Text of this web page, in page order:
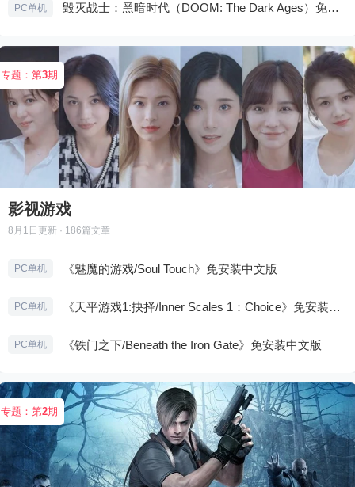
PC单机 毁灭战士：黑暗时代（DOOM: The Dark Ages）免安装中文版
专题：第3期
影视游戏
8月1日 更新 · 186篇文章
PC单机 《魅魔的游戏/Soul Touch》免安装中文版
PC单机 《天平游戏1:抉择/Inner Scales 1：Choice》免安装中文版
PC单机 《铁门之下/Beneath the Iron Gate》免安装中文版
专题：第2期